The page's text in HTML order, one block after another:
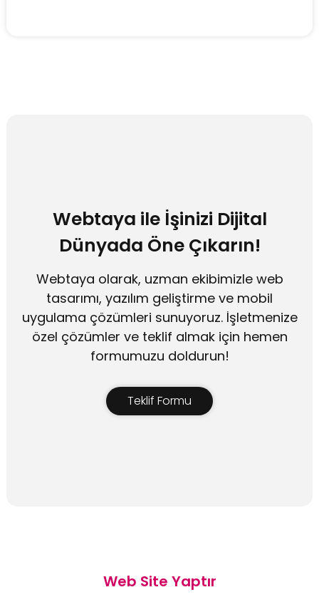
Webtaya ile İşinizi Dijital
Dünyada Öne Çıkarın!
Webtaya olarak, uzman ekibimizle web
tasarımı, yazılım geliştirme ve mobil
uygulama çözümleri sunuyoruz. İşletmenize
özel çözümler ve teklif almak için hemen
formumuzu doldurun!
Teklif Formu
Web Site Yaptır